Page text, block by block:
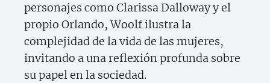
personajes como Clarissa Dalloway y el
propio Orlando, Woolf ilustra la
complejidad de la vida de las mujeres,
invitando a una reflexión profunda sobre
su papel en la sociedad.